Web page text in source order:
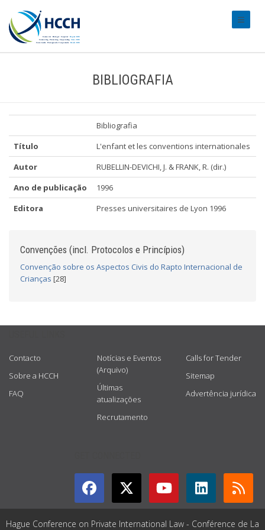
BIBLIOGRAFIA
Bibliografia
Título
L'enfant et les conventions internationales
Autor
RUBELLIN-DEVICHI, J. & FRANK, R. (dir.)
Ano de publicação
1996
Editora
Presses universitaires de Lyon 1996
Convenções (incl. Protocolos e Princípios)
Convenção sobre os Aspectos Civis do Rapto Internacional de
Crianças [28]
Contacto
Sobre a HCCH
FAQ
Notícias e Eventos
(Arquivo)
Últimas
atualizações
Recrutamento
Calls for Tender
Sitemap
Advertência jurídica
Hague Conference on Private International Law - Conférence de La